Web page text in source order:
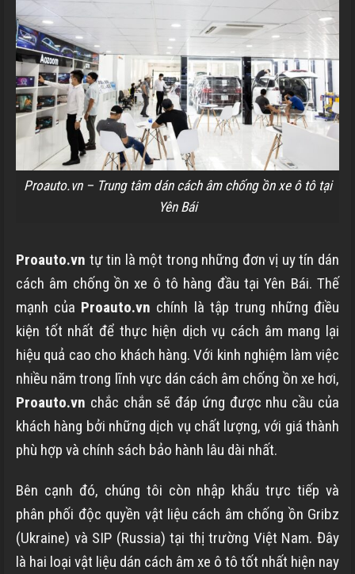
Proauto.vn – Trung tâm dán cách âm chống ồn xe ô tô tại
Yên Bái
Proauto.vn tự tin là một trong những đơn vị uy tín dán
cách âm chống ồn xe ô tô hàng đầu tại Yên Bái. Thế
mạnh của Proauto.vn chính là tập trung những điều
kiện tốt nhất để thực hiện dịch vụ cách âm mang lại
hiệu quả cao cho khách hàng. Với kinh nghiệm làm việc
nhiều năm trong lĩnh vực dán cách âm chống ồn xe hơi,
Proauto.vn chắc chắn sẽ đáp ứng được nhu cầu của
khách hàng bởi những dịch vụ chất lượng, với giá thành
phù hợp và chính sách bảo hành lâu dài nhất.
Bên cạnh đó, chúng tôi còn nhập khẩu trực tiếp và
phân phối độc quyền vật liệu cách âm chống ồn Gribz
(Ukraine) và SIP (Russia) tại thị trường Việt Nam. Đây
là hai loại vật liệu dán cách âm xe ô tô tốt nhất hiện nay